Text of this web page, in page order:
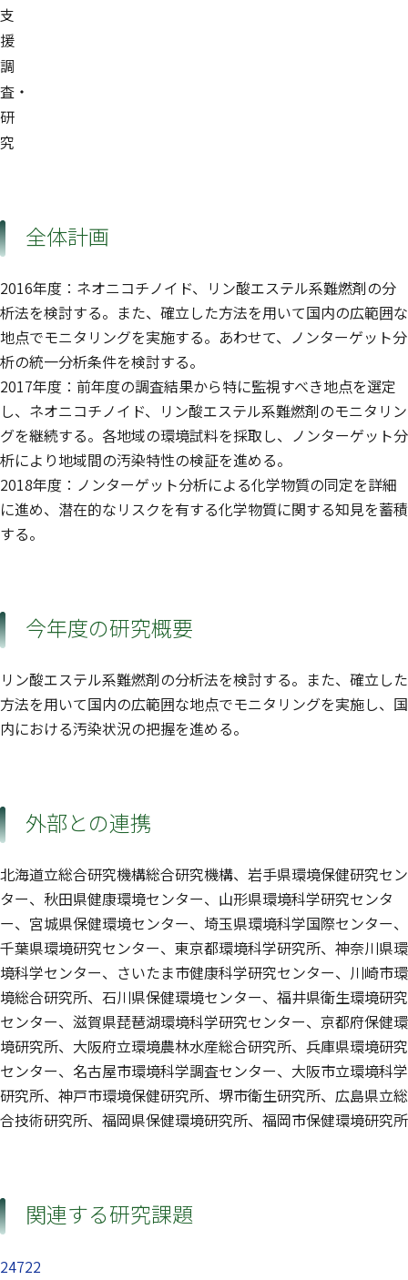
支
援
調
査・
研
究
全体計画
2016年度：ネオニコチノイド、リン酸エステル系難燃剤の分
析法を検討する。また、確立した方法を用いて国内の広範囲な
地点でモニタリングを実施する。あわせて、ノンターゲット分
析の統一分析条件を検討する。
2017年度：前年度の調査結果から特に監視すべき地点を選定
し、ネオニコチノイド、リン酸エステル系難燃剤のモニタリン
グを継続する。各地域の環境試料を採取し、ノンターゲット分
析により地域間の汚染特性の検証を進める。
2018年度：ノンターゲット分析による化学物質の同定を詳細
に進め、潜在的なリスクを有する化学物質に関する知見を蓄積
する。
今年度の研究概要
リン酸エステル系難燃剤の分析法を検討する。また、確立した
方法を用いて国内の広範囲な地点でモニタリングを実施し、国
内における汚染状況の把握を進める。
外部との連携
北海道立総合研究機構総合研究機構、岩手県環境保健研究セン
ター、秋田県健康環境センター、山形県環境科学研究センタ
ー、宮城県保健環境センター、埼玉県環境科学国際センター、
千葉県環境研究センター、東京都環境科学研究所、神奈川県環
境科学センター、さいたま市健康科学研究センター、川崎市環
境総合研究所、石川県保健環境センター、福井県衛生環境研究
センター、滋賀県琵琶湖環境科学研究センター、京都府保健環
境研究所、大阪府立環境農林水産総合研究所、兵庫県環境研究
センター、名古屋市環境科学調査センター、大阪市立環境科学
研究所、神戸市環境保健研究所、堺市衛生研究所、広島県立総
合技術研究所、福岡県保健環境研究所、福岡市保健環境研究所
関連する研究課題
24722